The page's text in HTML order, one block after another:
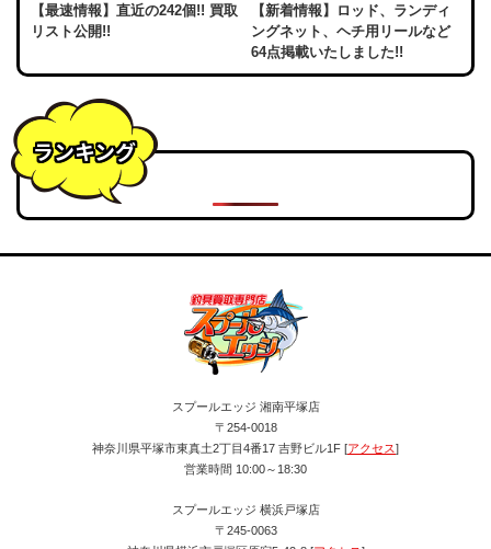
【最速情報】直近の242個!! 買取
リスト公開!!
【新着情報】ロッド、ランディ
ングネット、ヘチ用リールなど
64点掲載いたしました!!
ランキング
スプールエッジ 湘南平塚店
〒254-0018
神奈川県平塚市東真土2丁目4番17 吉野ビル1F [アクセス]
営業時間 10:00～18:30
スプールエッジ 横浜戸塚店
〒245-0063